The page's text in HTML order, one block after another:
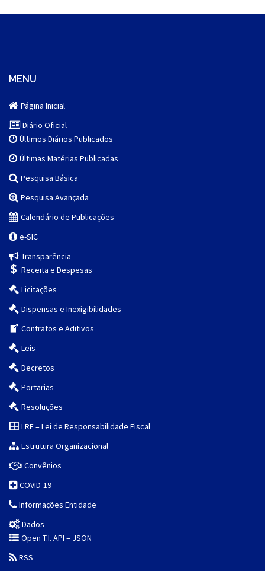
MENU
Página Inicial
Diário Oficial
Últimos Diários Publicados
Últimas Matérias Publicadas
Pesquisa Básica
Pesquisa Avançada
Calendário de Publicações
e-SIC
Transparência
Receita e Despesas
Licitações
Dispensas e Inexigibilidades
Contratos e Aditivos
Leis
Decretos
Portarias
Resoluções
LRF – Lei de Responsabilidade Fiscal
Estrutura Organizacional
Convênios
COVID-19
Informações Entidade
Dados
Open T.I. API – JSON
RSS